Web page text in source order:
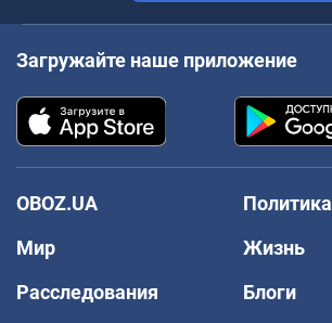
Загружайте наше приложение
OBOZ.UA
Политика
Мир
Жизнь
Расследования
Блоги